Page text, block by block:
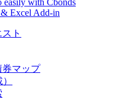
easily with Cbonds
Excel Add-in
ト
券マップ